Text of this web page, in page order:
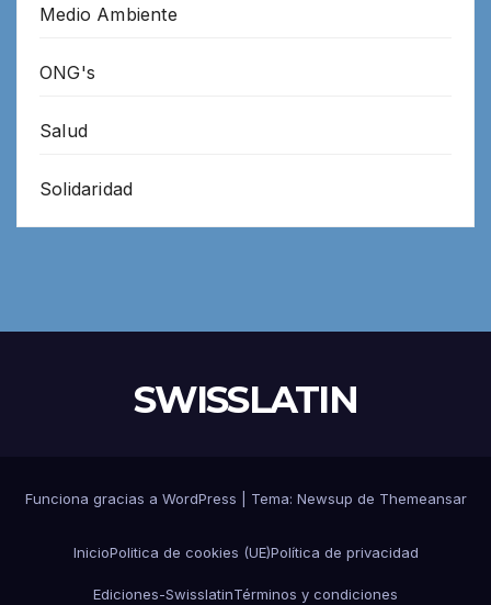
Medio Ambiente
ONG's
Salud
Solidaridad
SWISSLATIN
Funciona gracias a WordPress Tema: Newsup de Themeansar
InicioPolitica de cookies (UE)Política de privacidad
Ediciones-SwisslatinTérminos y condiciones